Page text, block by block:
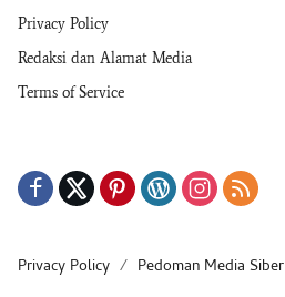
Privacy Policy
Redaksi dan Alamat Media
Terms of Service
Privacy Policy
Pedoman Media Siber